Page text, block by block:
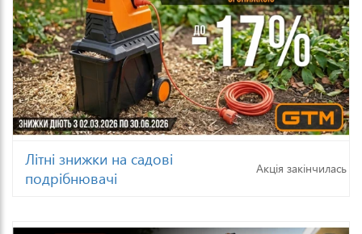
Літні знижки на садові
подрібнювачі
Акція закінчилась